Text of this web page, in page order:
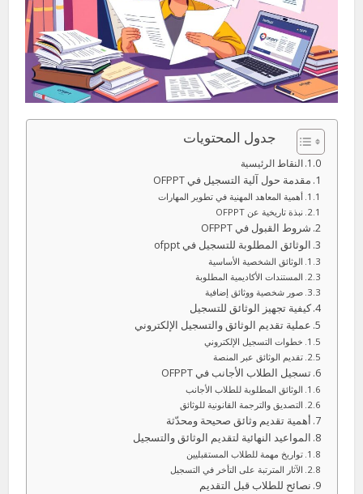
جدول المحتويات
النقاط الرئيسية
مقدمة حول آلية التسجيل في OFPPT
أهمية المعاهد المهنية في تطوير المهارات
نبذة تاريخية عن OFPPT
شروط القبول في OFPPT
الوثائق المطلوبة للتسجيل في ofppt
الوثائق الشخصية الأساسية
المستندات الأكاديمية المطلوبة
صور شخصية ووثائق إضافية
كيفية تجهيز الوثائق للتسجيل
عملية تقديم الوثائق والتسجيل الإلكتروني
خطوات التسجيل الإلكتروني
تقديم الوثائق عبر المنصة
تسجيل الطلاب الأجانب في OFPPT
الوثائق المطلوبة للطلاب الأجانب
التصديق والترجمة القانونية للوثائق
أهمية تقديم وثائق صحيحة ومحدّثة
المواعيد النهائية لتقديم الوثائق والتسجيل
تواريخ مهمة للطلاب المستقبليين
الآثار المترتبة على التأخر في التسجيل
نصائح للطلاب قبل التقديم